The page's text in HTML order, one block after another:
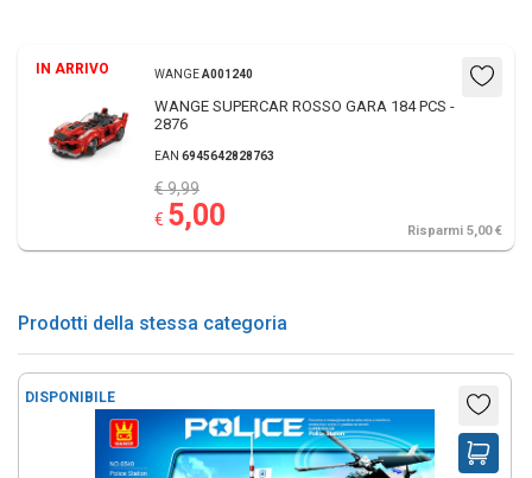
IN ARRIVO WANGEA001240
WANGE SUPERCAR ROSSO GARA 184 PCS -
2876
EAN 6945642828763
€ 9,99
€ 5,00 Risparmi 5,00 €
Prodotti della stessa categoria
DISPONIBILE